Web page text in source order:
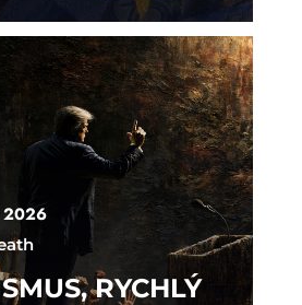
RYCHLÝ
2026